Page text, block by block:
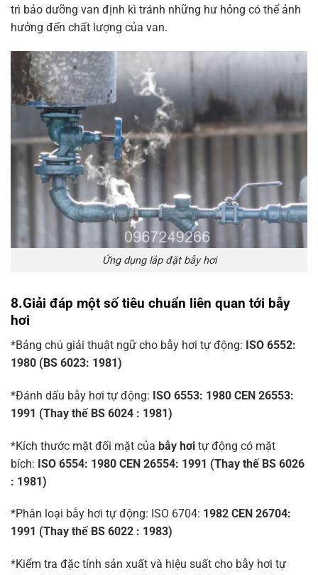
trì bảo dưỡng van định kì tránh những hư hỏng có thể ảnh
hưởng đến chất lượng của van.
Ứng dụng lắp đặt bẫy hơi
8.Giải đáp một số tiêu chuẩn liên quan tới bẫy
hơi
*Bảng chú giải thuật ngữ cho bẫy hơi tự động: ISO 6552:
1980 (BS 6023: 1981)
*Đánh dấu bẫy hơi tự động: ISO 6553: 1980 CEN 26553:
1991 (Thay thế BS 6024 : 1981)
*Kích thước mặt đối mặt của bẫy hơi tự động có mặt
bích: ISO 6554: 1980 CEN 26554: 1991 (Thay thế BS 6026
: 1981)
*Phân loại bẫy hơi tự động: ISO 6704: 1982 CEN 26704:
1991 (Thay thế BS 6022 : 1983)
*Kiểm tra đặc tính sản xuất và hiệu suất cho bẫy hơi tự